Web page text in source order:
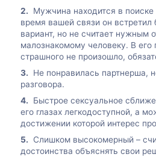
Мужчина находится в поиске
время вашей связи он
вариант, но не считает нужным
малознакомому человеку. В его
страшного не произошло,
Не понравилась партнерша,
разговора.
Быстрое сексуальное
его глазах легкодоступной, а
достижении которой интерес
Слишком высокомерный –
достоинства объяснять свои